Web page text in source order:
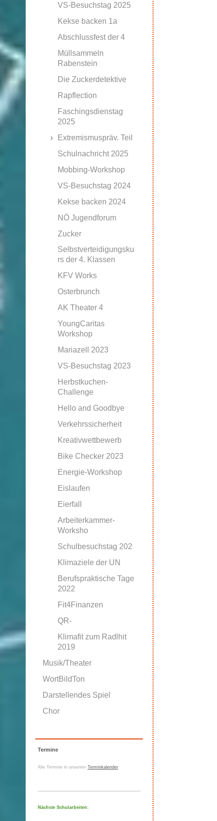
VS-Besuchstag 2025
Kekse backen 1a
Abschlussfest der 4
Müllsammeln
Rabenstein
Die Zuckerdetektive
Rapflection
Faschingsdienstag
2025
Extremismuspräv. Teil
Schulnachricht 2025
Mobbing-Workshop
VS-Besuchstag 2024
Kekse backen 2024
NÖ Jugendforum
Zucker
Selbstverteidigungsku
rs der 4. Klassen
KFV Works
Osterbrunch
AK Theater 4
YoungCaritas
Workshop
Mariazell 2023
VS-Besuchstag 2023
Herbstkuchen-
Challenge
Hello and Goodbye
Verkehrssicherheit
Kreativwettbewerb
Bike Checker 2023
Energie-Workshop
Eislaufen
Eierfall
Arbeiterkammer-
Worksho
Schulbesuchstag 202
Klimaziele der UN
Berufspraktische Tage
2022
Fit4Finanzen
QR-
Klimafit zum Radlhit
2019
Musik/Theater
WortBildTon
Darstellendes Spiel
Chor
Termine
Alle Termine in unserem Terminkalender
Nächste Schularbeiten: